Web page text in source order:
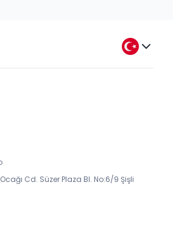
Cd. Süzer Plaza Bl. No:6/9 Şişli